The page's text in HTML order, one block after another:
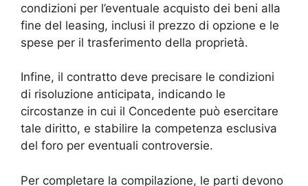
condizioni per l’eventuale acquisto dei beni alla
fine del leasing, inclusi il prezzo di opzione e le
spese per il trasferimento della proprietà.
Infine, il contratto deve precisare le condizioni
di risoluzione anticipata, indicando le
circostanze in cui il Concedente può esercitare
tale diritto, e stabilire la competenza esclusiva
del foro per eventuali controversie.
Per completare la compilazione, le parti devono